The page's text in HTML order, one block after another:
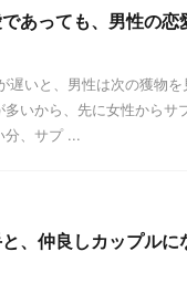
あっても、男性の
遅いと、男性は次の獲物
いから、先に女性からサ
分、サプ ...
、仲良しカップルに